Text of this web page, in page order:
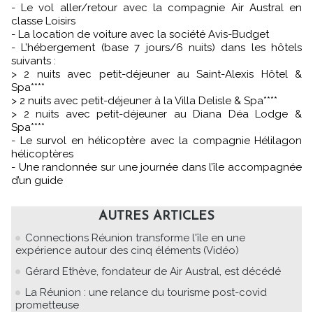
- Le vol aller/retour avec la compagnie Air Austral en
classe Loisirs
- La location de voiture avec la société Avis-Budget
- L’hébergement (base 7 jours/6 nuits) dans les hôtels
suivants :
> 2 nuits avec petit-déjeuner au Saint-Alexis Hôtel &
Spa****
> 2 nuits avec petit-déjeuner à la Villa Delisle & Spa****
> 2 nuits avec petit-déjeuner au Diana Déa Lodge &
Spa****
- Le survol en hélicoptère avec la compagnie Hélilagon
hélicoptères
- Une randonnée sur une journée dans l’île accompagnée
d’un guide
AUTRES ARTICLES
Connections Réunion transforme l'île en une
expérience autour des cinq éléments (Vidéo)
Gérard Ethève, fondateur de Air Austral, est décédé
La Réunion : une relance du tourisme post-covid
prometteuse